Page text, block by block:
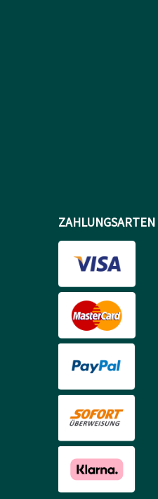
ZAHLUNGSARTEN